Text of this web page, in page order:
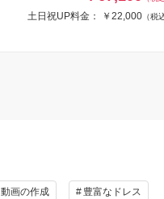
土日祝UP料金： ￥22,000 （税
動画の作成 豊富なドレス